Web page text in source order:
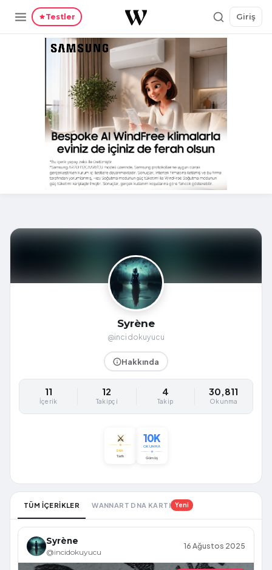
Testler Giriş
Syrène
@incidokuyucu
Hakkında
11
İçerik
12
Takipçi
4
Takip
30,811
Okunma
⚔️
DNA
Tarih
10K
OKUNMA
Gümüş
TÜM İÇERİKLER WANNART DNA KARTI Yeni
Syrène
@incidokuyucu
16 Ağustos 2025